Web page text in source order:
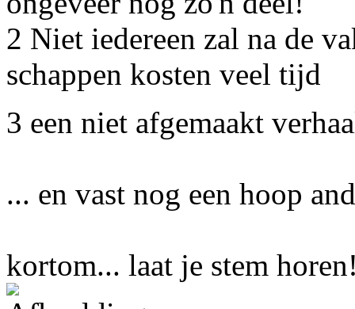
2 Niet iedereen zal na de
schappen kosten veel tijd
3 een niet afgemaakt
... en vast nog een hoop
kortom... laat je stem